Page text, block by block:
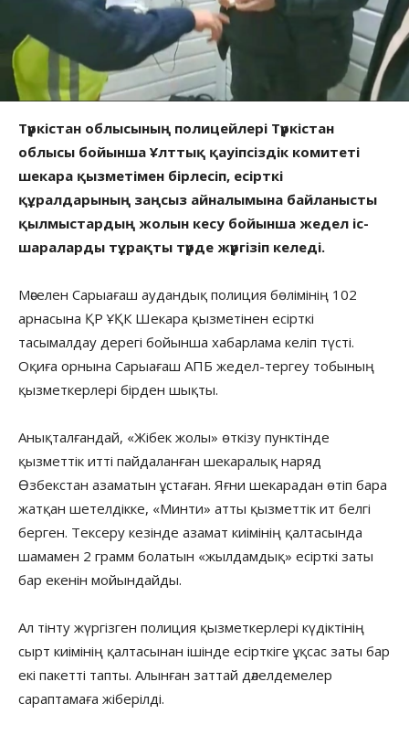
Түркістан облысының полицейлері Түркістан
облысы бойынша Ұлттық қауіпсіздік комитеті
шекара қызметімен бірлесіп, есірткі
құралдарының заңсыз айналымына байланысты
қылмыстардың жолын кесу бойынша жедел іс-
шараларды тұрақты түрде жүргізіп келеді.
Мәселен Сарыағаш аудандық полиция бөлімінің 102
арнасына ҚР ҰҚК Шекара қызметінен есірткі
тасымалдау дерегі бойынша хабарлама келіп түсті.
Оқиға орнына Сарыағаш АПБ жедел-тергеу тобының
қызметкерлері бірден шықты.
Анықталғандай, «Жібек жолы» өткізу пунктінде
қызметтік итті пайдаланған шекаралық наряд
Өзбекстан азаматын ұстаған. Яғни шекарадан өтіп бара
жатқан шетелдікке, «Минти» атты қызметтік ит белгі
берген. Тексеру кезінде азамат киімінің қалтасында
шамамен 2 грамм болатын «жылдамдық» есірткі заты
бар екенін мойындайды.
Ал тінту жүргізген полиция қызметкерлері күдіктінің
сырт киімінің қалтасынан ішінде есірткіге ұқсас заты бар
екі пакетті тапты. Алынған заттай дәлелдемелер
сараптамаға жіберілді.